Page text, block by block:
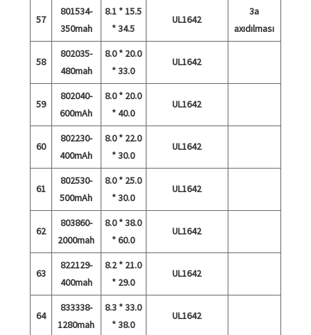
57
801534-
350mah
8.1 * 15.5
* 34.5
UL1642
3a
axıdılması
58
802035-
480mah
8.0 * 20.0
* 33.0
UL1642
59
802040-
600mAh
8.0 * 20.0
* 40.0
UL1642
60
802230-
400mAh
8.0 * 22.0
* 30.0
UL1642
61
802530-
500mAh
8.0 * 25.0
* 30.0
UL1642
62
803860-
2000mah
8.0 * 38.0
* 60.0
UL1642
63
822129-
400mah
8.2 * 21.0
* 29.0
UL1642
64
833338-
1280mah
8.3 * 33.0
* 38.0
UL1642